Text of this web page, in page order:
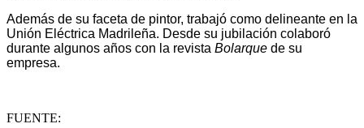
Además de su faceta de pintor, trabajó como delineante en la
Unión Eléctrica Madrileña. Desde su jubilación colaboró
durante algunos años con la revista Bolarque de su
empresa.
FUENTE: